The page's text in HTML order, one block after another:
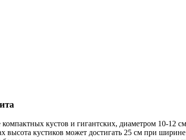
кустов и гигантских, диаметром 10-12
кустиков может достигать 25 см при